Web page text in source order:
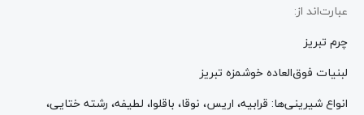
عبارت‌اند از:
چرم تبریز
لبنیات فوق‌العاده خوشمزه تبریز
انواع شیرینی‌ها: قرابیه، اریس، نوقا، باقلوا، لطیفه، رشته ختایی،